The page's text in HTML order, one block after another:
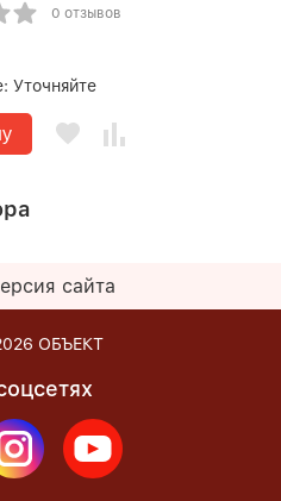
0 отзывов
Уточняйте
сайта
ОБЪЕКТ